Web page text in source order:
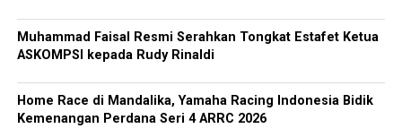
Muhammad Faisal Resmi Serahkan Tongkat Estafet Ketua
ASKOMPSI kepada Rudy Rinaldi
Home Race di Mandalika, Yamaha Racing Indonesia Bidik
Kemenangan Perdana Seri 4 ARRC 2026